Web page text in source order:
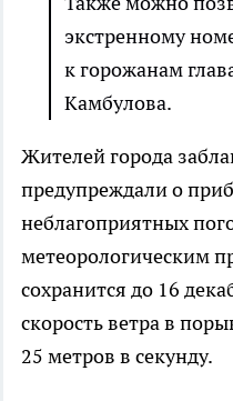
экстренному
к горожанам
Камбулова.
Жителей города
предупреждали о
неблагоприятных
метеорологическим
сохранится до 16
скорость ветра в
25 метров в секунду.